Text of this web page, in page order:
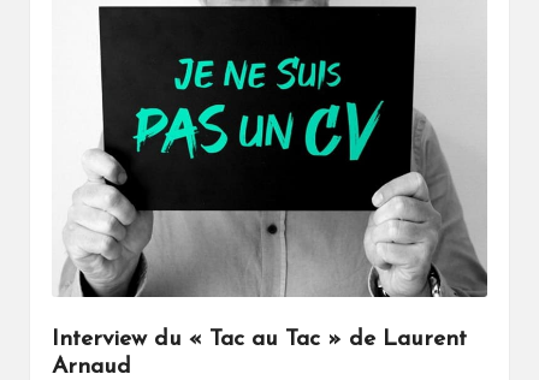
Interview du « Tac au Tac » de Laurent
Arnaud